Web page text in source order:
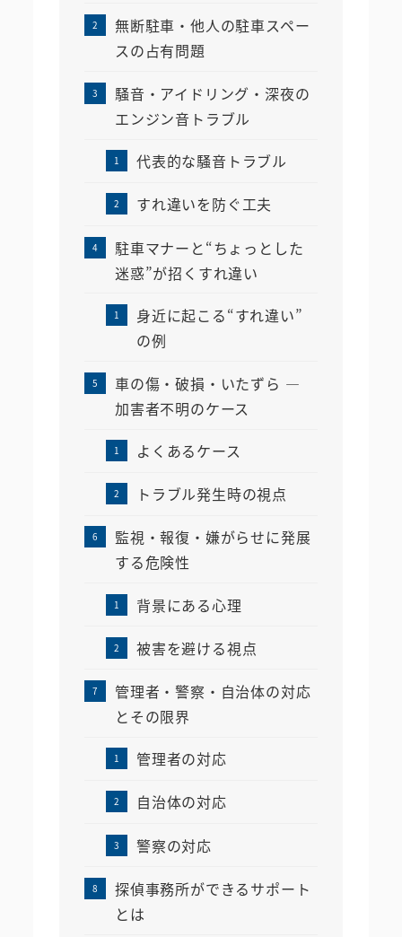
無断駐車・他人の駐車スペー
スの占有問題
騒音・アイドリング・深夜の
エンジン音トラブル
代表的な騒音トラブル
すれ違いを防ぐ工夫
駐車マナーと“ちょっとした
迷惑”が招くすれ違い
身近に起こる“すれ違い”
の例
車の傷・破損・いたずら ―
加害者不明のケース
よくあるケース
トラブル発生時の視点
監視・報復・嫌がらせに発展
する危険性
背景にある心理
被害を避ける視点
管理者・警察・自治体の対応
とその限界
管理者の対応
自治体の対応
警察の対応
探偵事務所ができるサポート
とは